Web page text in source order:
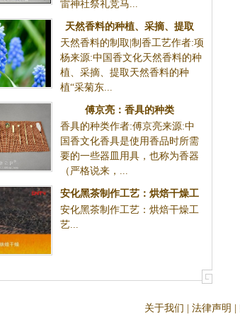
雷神社祭礼竞马...
天然香料的种植、采摘、提取
（文/项杨）
天然香料的制取|制香工艺作者:项
杨来源:中国香文化天然香料的种
植、采摘、提取天然香料的种
植“采菊东...
傅京亮：香具的种类
香具的种类作者:傅京亮来源:中
国香文化香具是使用香品时所需
要的一些器皿用具，也称为香器
（严格说来，...
安化黑茶制作工艺：烘焙干燥工
艺
安化黑茶制作工艺：烘焙干燥工
艺...
关于我们 法律声明